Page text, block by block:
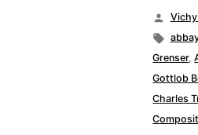
Publié
par
Grenser,
Gottlob
Charles